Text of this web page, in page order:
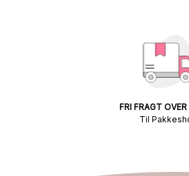
FRI FRAGT
Til